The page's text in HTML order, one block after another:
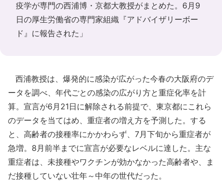
疫学が専門の西浦博・京都大教授がまとめた。6月9
日の厚生労働省の専門家組織『アドバイザリーボー
ド』に報告された」
西浦教授は、爆発的に感染が広がった今春の大阪府のデ
ータを調べ、年代ごとの感染の広がり方と重症化率を計
算。宣言が6月21日に解除される前提で、東京都にこれら
のデータを当てはめ、重症者の増え方を予測した。する
と、高齢者の接種率にかかわらず、7月下旬から重症者が
急増。8月前半までに宣言が必要なレベルに達した。主な
重症者は、未接種やワクチンが効かなかった高齢者や、ま
だ接種していない壮年～中年の世代だった。